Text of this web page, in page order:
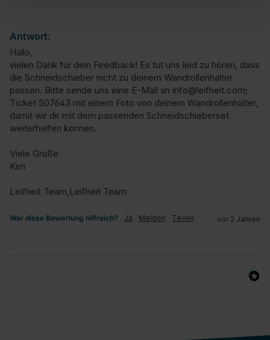
Antwort:
Hallo,
vielen Dank für dein Feedback! Es tut uns leid zu hören, dass
die Schneidschieber nicht zu deinem Wandrollenhalter
passen. Bitte sende uns eine E-Mail an info@leifheit.com;
Ticket 507643 mit einem Foto von deinem Wandrollenhalter,
damit wir dir mit dem passenden Schneidschieberset
weiterhelfen können.
Viele Grüße
Kim
Leifheit Team,Leifheit Team
War diese Bewertung hilfreich? Ja Melden Teilen vor 2 Jahren